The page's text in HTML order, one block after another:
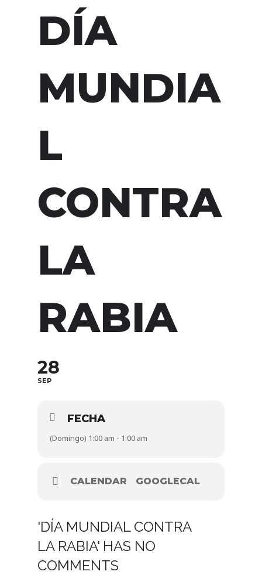
DÍA
MUNDIA
L
CONTRA
LA
RABIA
28
SEP
FECHA
(Domingo) 1:00 am - 1:00 am
CALENDAR GOOGLECAL
'DÍA MUNDIAL CONTRA
LA RABIA' HAS NO
COMMENTS